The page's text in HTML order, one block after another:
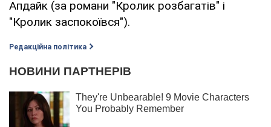
Апдайк (за романи "Кролик розбагатів" і
"Кролик заспокоївся").
Редакційна політика